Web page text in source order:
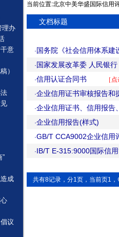
理办
意
）
成
议
当前位置:北京中美华盛国际信用
文档标题
·国务院《社会信用体系
·国家发展改革委 人民银
·信用认证合同书
［
·企业信用证书审核报告和
·企业信用证书、信用报告
·企业信用报告(样式)
·GB/T CCA9002企业信用
·IB/T E-315:9000国际信
共有8记录，分1页，当前页1